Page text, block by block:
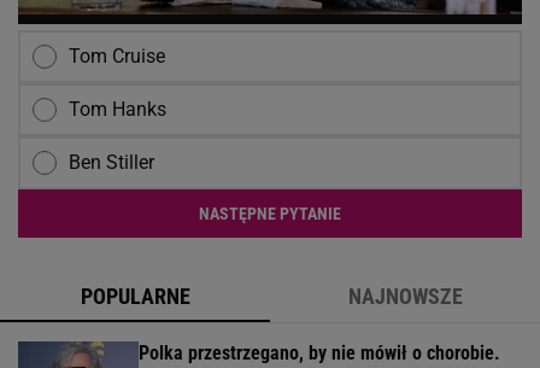
Tom Cruise
Tom Hanks
Ben Stiller
NASTĘPNE PYTANIE
POPULARNE NAJNOWSZE
Polka przestrzegano, by nie mówił o chorobie.